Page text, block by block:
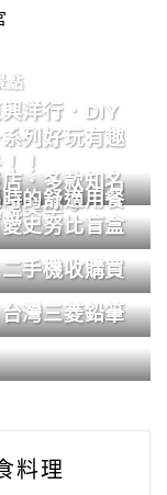
-鵝娘的後宮
點
洋行．DIY
列好玩有趣
！
．多款知名
美學。
的舒適用餐
史努比盲盒
手機收購買
灣三菱鉛筆
料理